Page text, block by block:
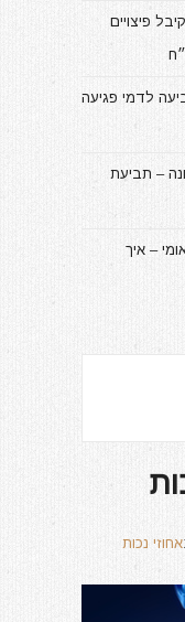
פיצויים
תביעה לדמי פגיעה
– תביעת
– איך
אחוזי נכות